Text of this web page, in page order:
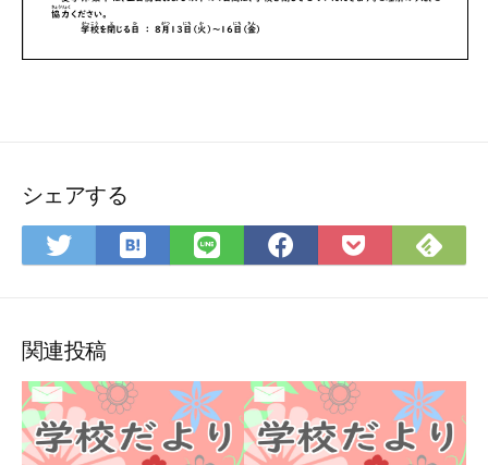
シェアする
Twitter
ェ
ア
は
ッ
ク
マ
ー
LINE
ア
Facebook
ア
Pocket
Feedly
関連投稿